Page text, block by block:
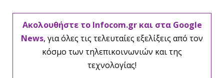
Ακολουθήστε το Infocom.gr και στα Google
News, για όλες τις τελευταίες εξελίξεις από τον
κόσμο των τηλεπικοινωνιών και της
τεχνολογίας!